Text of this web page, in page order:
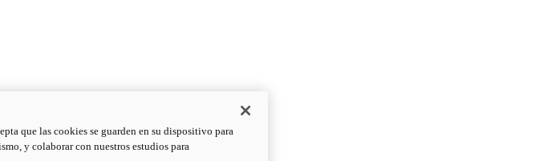
que las cookies se guarden en su dispositivo para
y colaborar con nuestros estudios para